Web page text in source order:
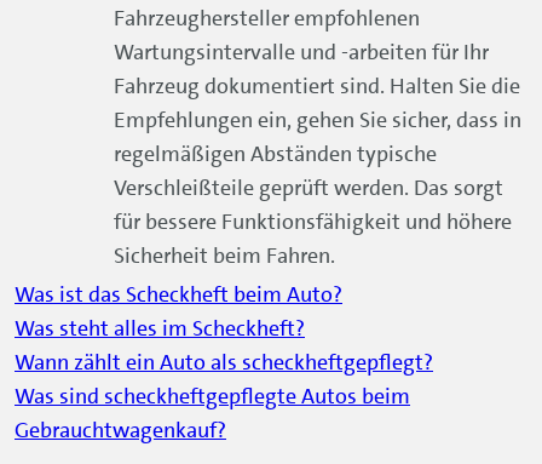
Fahrzeughersteller empfohlenen
Wartungsintervalle und -arbeiten für Ihr
Fahrzeug dokumentiert sind. Halten Sie die
Empfehlungen ein, gehen Sie sicher, dass in
regelmäßigen Abständen typische
Verschleißteile geprüft werden. Das sorgt
für bessere Funktionsfähigkeit und höhere
Sicherheit beim Fahren.
Was ist das Scheckheft beim Auto?
Was steht alles im Scheckheft?
Wann zählt ein Auto als scheckheftgepflegt?
Was sind scheckheftgepflegte Autos beim
Gebrauchtwagenkauf?